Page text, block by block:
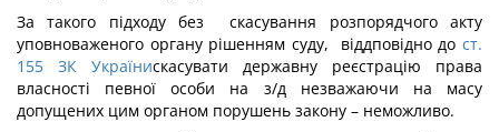
За такого підходу без скасування розпорядчого акту
уповноваженого органу рішенням суду, віддповідно до ст.
155 ЗК Українискасувати державну реєстрацію права
власності певної особи на з/д незважаючи на масу
допущених цим органом порушень закону – неможливо.